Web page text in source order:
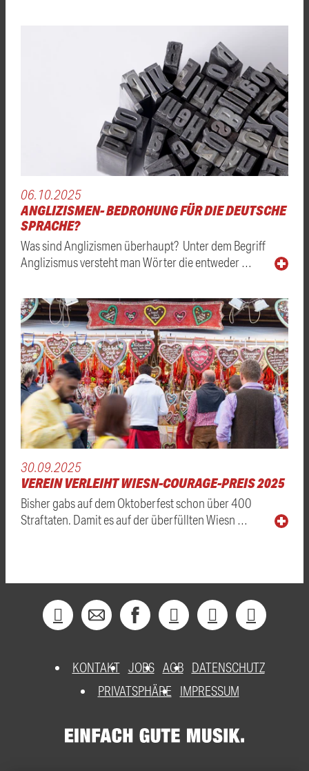
06.10.2025
ANGLIZISMEN- BEDROHUNG FÜR DIE DEUTSCHE
SPRACHE?
Was sind Anglizismen überhaupt? Unter dem Begriff
Anglizismus versteht man Wörter die entweder …
30.09.2025
VEREIN VERLEIHT WIESN-COURAGE-PREIS 2025
Bisher gabs auf dem Oktoberfest schon über 400
Straftaten. Damit es auf der überfüllten Wiesn …
KONTAKT JOBS AGB DATENSCHUTZ
PRIVATSPHÄRE
IMPRESSUM